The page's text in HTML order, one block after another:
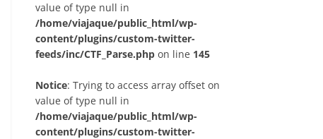
value of type null in
/home/viajaque/public_html/wp-
content/plugins/custom-twitter-
feeds/inc/CTF_Parse.php on line 145
Notice: Trying to access array offset on
value of type null in
/home/viajaque/public_html/wp-
content/plugins/custom-twitter-